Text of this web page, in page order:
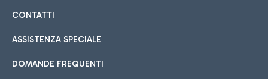
CONTATTI
ASSISTENZA SPECIALE
DOMANDE FREQUENTI